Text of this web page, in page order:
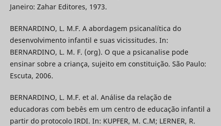
Janeiro: Zahar Editores, 1973.
BERNARDINO, L. M.F. A abordagem psicanalítica do
desenvolvimento infantil e suas vicissitudes. In:
BERNARDINO, L. M. F. (org). O que a psicanalise pode
ensinar sobre a criança, sujeito em constituição. São Paulo:
Escuta, 2006.
BERNARDINO, L. M.F. et al. Análise da relação de
educadoras com bebês em um centro de educação infantil a
partir do protocolo IRDI. In: KUPFER, M. C.M; LERNER, R.